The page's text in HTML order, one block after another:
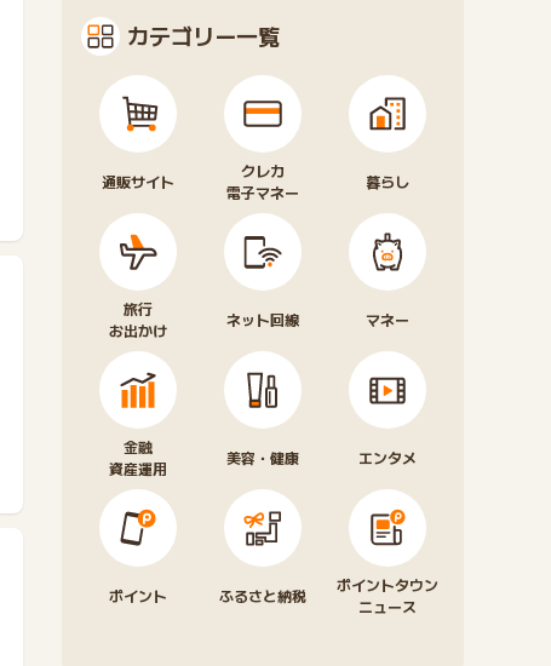
カテゴリー一覧
通販サイト
クレカ
電子マネー
暮らし
旅行
お出かけ
ネット回線 マネー
金融
資産運用
美容・健康 エンタメ
ポイント ふるさと納税
ポイントタウン
ニュース